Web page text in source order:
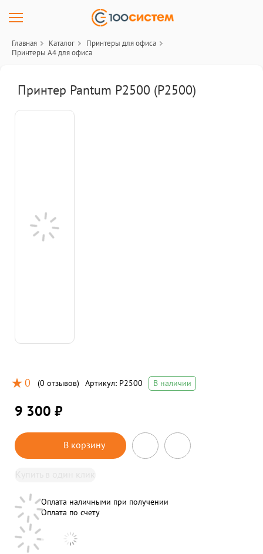
Главная Каталог
Принтеры для офиса
Принтеры A4 для офиса
Принтер Pantum P2500 (P2500)
0 (0 отзывов) Артикул: P2500 В наличии
9 300 ₽
В корзину
Оплата наличными при получении
Оплата по счету